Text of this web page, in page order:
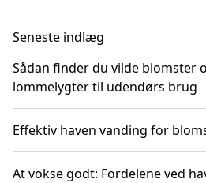
Seneste indlæg
Sådan finder du vilde blomster
lommelygter til udendørs brug
Effektiv haven vanding for
At vokse godt: Fordelene ved